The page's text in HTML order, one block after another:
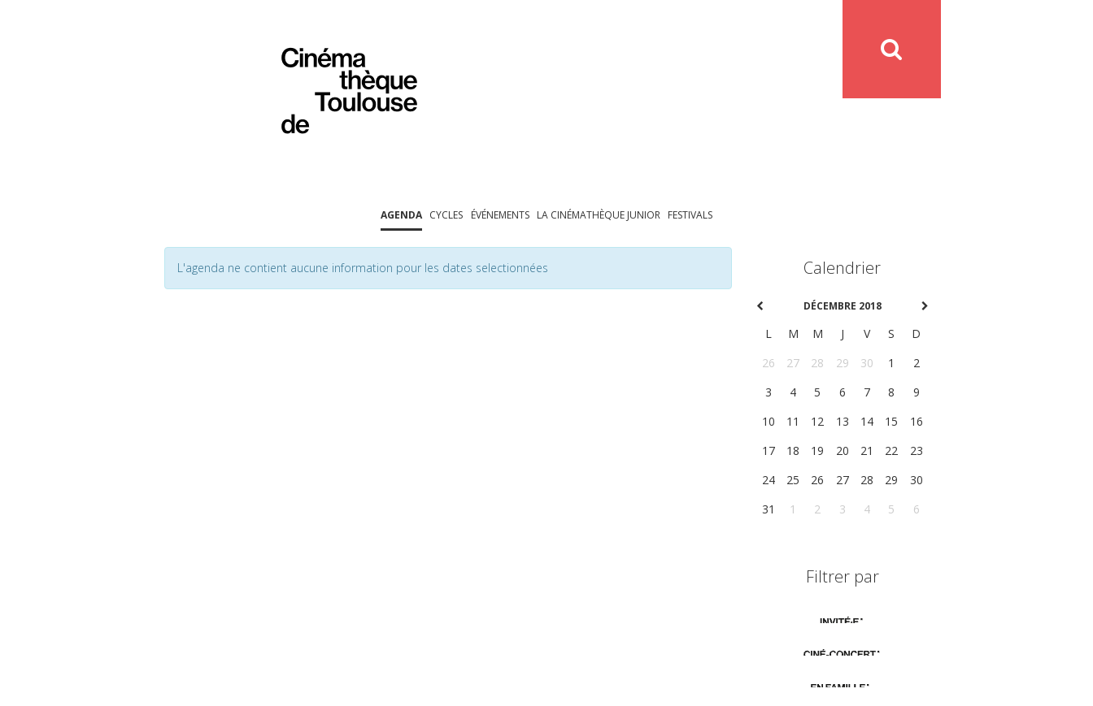
AGENDA CYCLES ÉVÉNEMENTS LA CINÉMATHÈQUE JUNIOR FESTIVALS
L'agenda ne contient aucune information pour les dates selectionnées Calendrier
DÉCEMBRE 2018
L M M J V S
D
26
27 28 29 30 1
2
3
4 5 6 7 8
9
10
11 12 13 14 15
16
17
18 19 20 21 22
23
24
25 26 27 28 29
30
31
1 2 3 4 5 6
Filtrer par